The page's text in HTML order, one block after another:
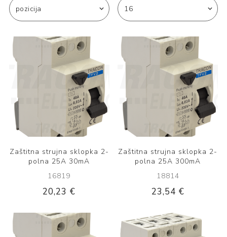
Zaštitna strujna sklopka 2-
polna 25A 30mA
16819
20,23 €
Zaštitna strujna sklopka 2-
polna 25A 300mA
18814
23,54 €